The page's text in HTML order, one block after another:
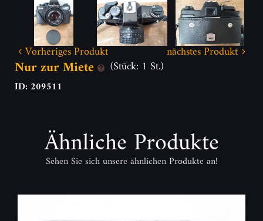
Vorheriges Produkt nächstes Produkt
Nur zur Miete (Stück: 1 St.)
ID: 209511
Ähnliche Produkte
Sehen Sie sich unsere ähnlichen Produkte an!